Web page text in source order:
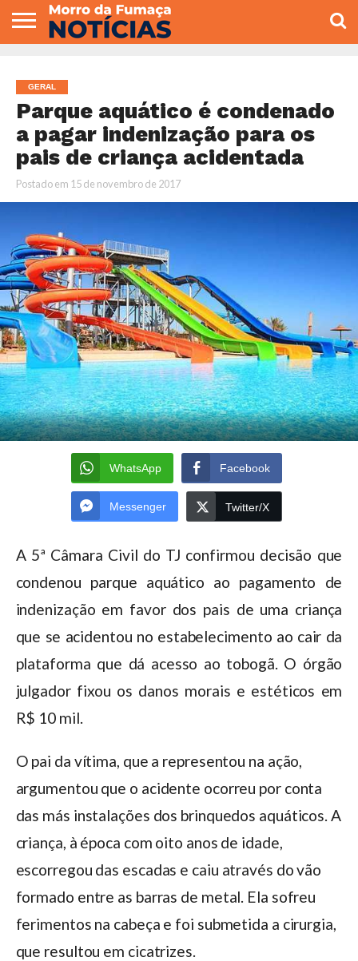
VEREADORES
GERAL
Parque aquático é condenado
a pagar indenização para os
pais de criança acidentada
Postado em 15 de novembro de 2017
WhatsApp Facebook
Messenger Twitter/X
A 5ª Câmara Civil do TJ confirmou decisão que
condenou parque aquático ao pagamento de
indenização em favor dos pais de uma criança
que se acidentou no estabelecimento ao cair da
plataforma que dá acesso ao tobogã. O órgão
julgador fixou os danos morais e estéticos em
R$ 10 mil.
O pai da vítima, que a representou na ação,
argumentou que o acidente ocorreu por conta
das más instalações dos brinquedos aquáticos. A
criança, à época com oito anos de idade,
escorregou das escadas e caiu através do vão
formado entre as barras de metal. Ela sofreu
ferimentos na cabeça e foi submetida a cirurgia,
que resultou em cicatrizes.